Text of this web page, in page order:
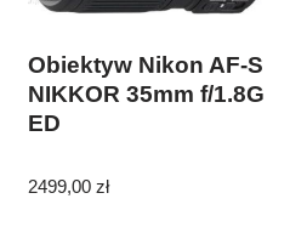
Obiektyw Nikon AF-S
NIKKOR 35mm f/1.8G
ED
2499,00zł